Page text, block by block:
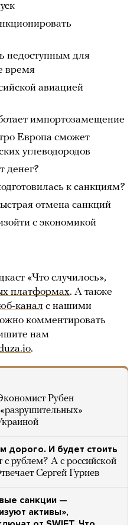
недоступным для
время
авиацией
импортозамещение
Европа сможет
углеводородов
денег?
к санкциям?
отмена санкций
с экономикой
«Что случилось»,
платформах. А также
канал с нашими
комментировать
нам
.
Рубен
дорого. И будет стоить
с рублем? А с российской
Сергей Гуриев
санкции —
активы»,